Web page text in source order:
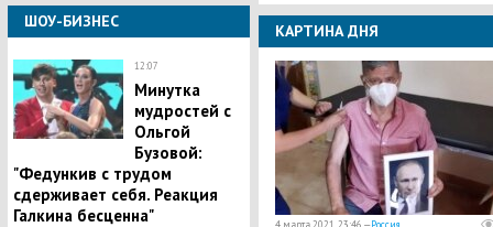
ШОУ-БИЗНЕС
12:07
Минутка
мудростей с
Ольгой
Бузовой:
"Федункив с трудом
сдерживает себя. Реакция
Галкина бесценна"
КАРТИНА ДНЯ
4 марта 2021, 23:46 —Россия